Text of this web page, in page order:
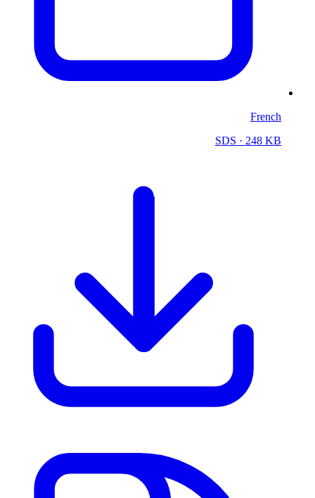
French
SDS · 248 KB